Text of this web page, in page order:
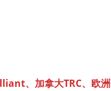
、加拿大TRC、欧